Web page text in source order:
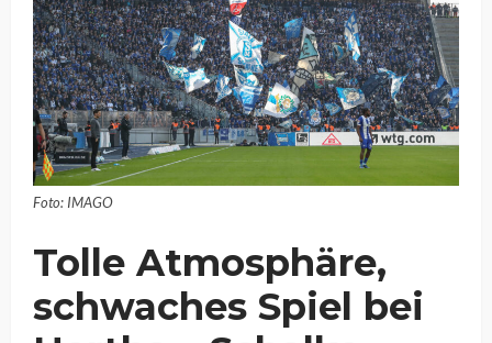
Foto: IMAGO
Tolle Atmosphäre,
schwaches Spiel bei